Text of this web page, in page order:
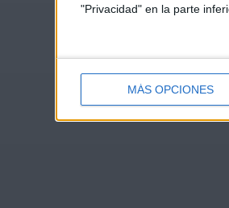
"Privacidad" en la parte
MÁS OPCIONES